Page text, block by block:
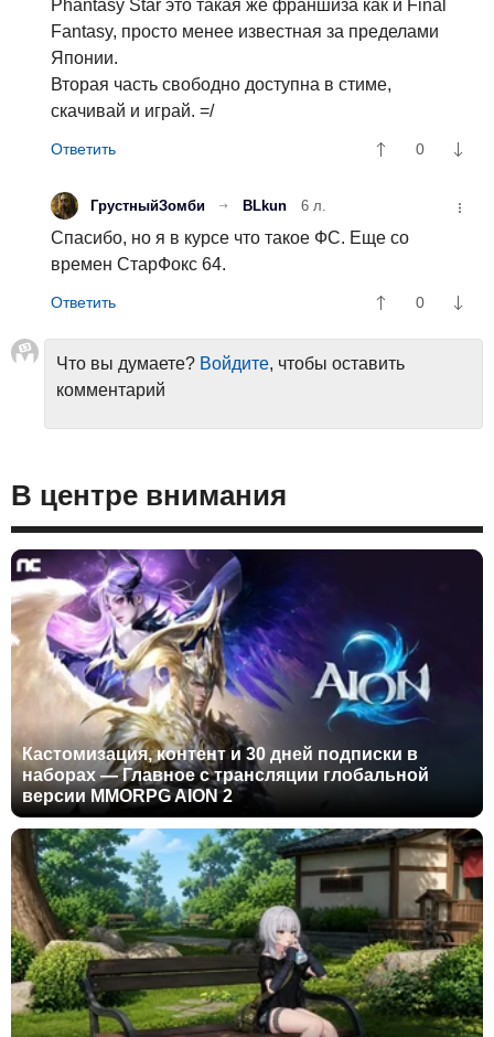
Phantasy Star это такая же франшиза как и Final
Fantasy, просто менее известная за пределами
Японии.
Вторая часть свободно доступна в стиме,
скачивай и играй. =/
0
ГрустныйЗомби BLkun 6 л.
Спасибо, но я в курсе что такое ФС. Еще со
времен СтарФокс 64.
0
Что вы думаете? Войдите, чтобы оставить
комментарий
В центре внимания
Кастомизация, контент и 30 дней подписки в
наборах — Главное с трансляции глобальной
версии MMORPG AION 2